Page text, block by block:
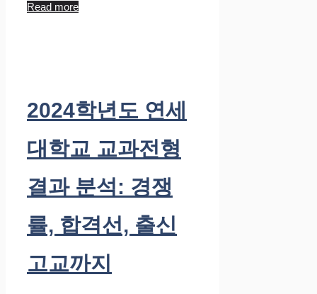
Read more
2024학년도 연세
대학교 교과전형
결과 분석: 경쟁
률, 합격선, 출신
고교까지